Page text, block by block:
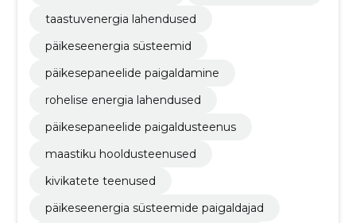
taastuvenergia lahendused
päikeseenergia süsteemid
päikesepaneelide paigaldamine
rohelise energia lahendused
päikesepaneelide paigaldusteenus
maastiku hooldusteenused
kivikatete teenused
päikeseenergia süsteemide paigaldajad